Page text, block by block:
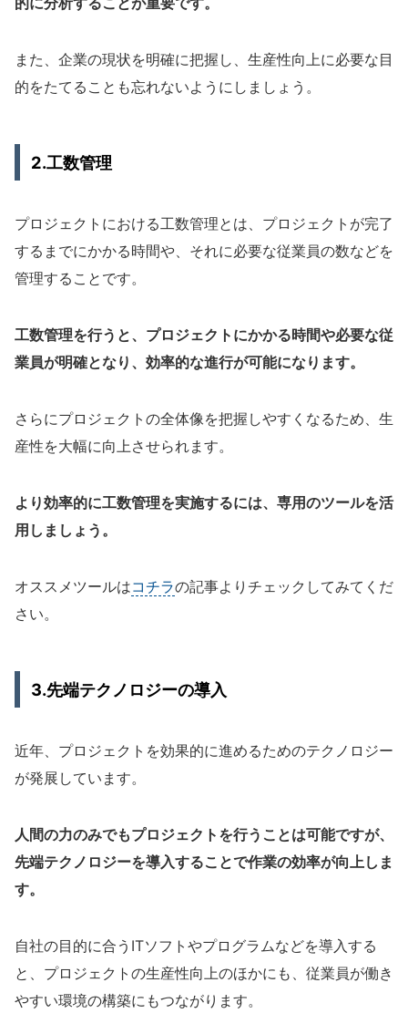
また、企業の現状を明確に把握し、生産性向上に必要な目
的をたてることも忘れないようにしましょう。
2.工数管理
プロジェクトにおける工数管理とは、プロジェクトが完了
するまでにかかる時間や、それに必要な従業員の数などを
管理することです。
工数管理を行うと、プロジェクトにかかる時間や必要な従
業員が明確となり、効率的な進行が可能になります。
さらにプロジェクトの全体像を把握しやすくなるため、生
産性を大幅に向上させられます。
より効率的に工数管理を実施するには、専用のツールを活
用しましょう。
オススメツールはコチラの記事よりチェックしてみてくだ
さい。
3.先端テクノロジーの導入
近年、プロジェクトを効果的に進めるためのテクノロジー
が発展しています。
人間の力のみでもプロジェクトを行うことは可能ですが、
先端テクノロジーを導入することで作業の効率が向上しま
す。
自社の目的に合うITソフトやプログラムなどを導入する
と、プロジェクトの生産性向上のほかにも、従業員が働き
やすい環境の構築にもつながります。